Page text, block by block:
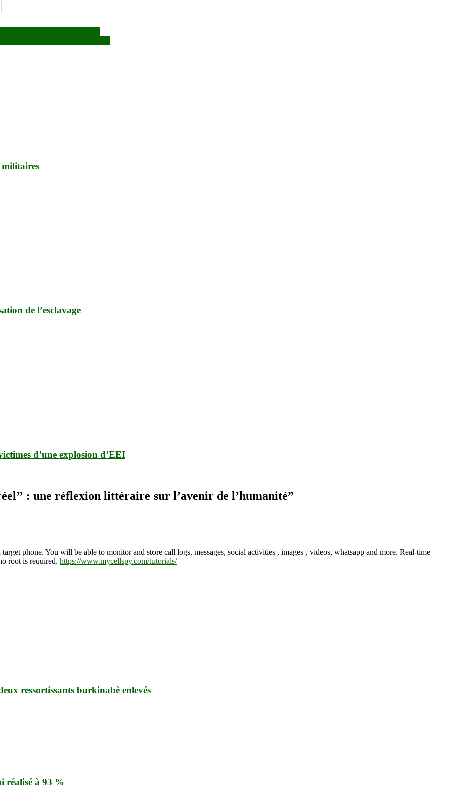
militaires
de l’esclavage
d’une explosion d’EEI
: une réflexion littéraire sur l’avenir de l’humanité”
phone. You will be able to monitor and store call logs, messages, social activities , images , videos, whatsapp and more. Real-time
root is required. https://www.mycellspy.com/tutorials/
ressortissants burkinabè enlevés
réalisé à 93 %